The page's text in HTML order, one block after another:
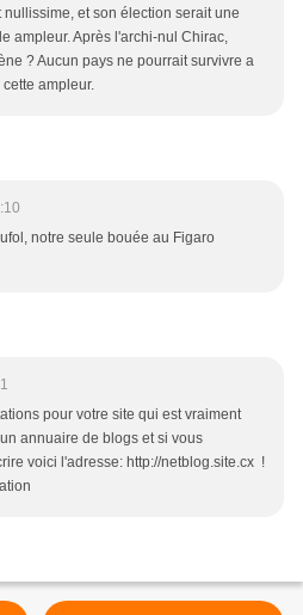
et son élection serait une
ampleur. Après l'archi-nul Chirac,
? Aucun pays ne pourrait survivre a
ampleur.
notre seule bouée au Figaro
pour votre site qui est vraiment
annuaire de blogs et si vous
voici l'adresse: http://netblog.site.cx !